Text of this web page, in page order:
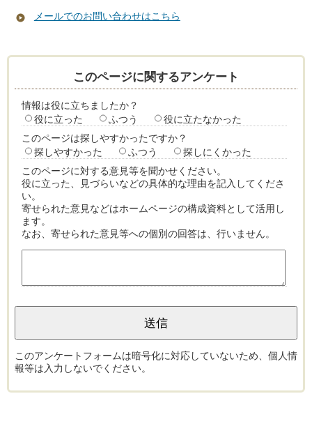
メールでのお問い合わせはこちら
このページに関するアンケート
情報は役に立ちましたか？
役に立った
ふつう
役に立たなかった
このページは探しやすかったですか？
探しやすかった
ふつう
探しにくかった
このページに対する意見等を聞かせください。
役に立った、見づらいなどの具体的な理由を記入してくださ
い。
寄せられた意見などはホームページの構成資料として活用し
ます。
なお、寄せられた意見等への個別の回答は、行いません。
このアンケートフォームは暗号化に対応していないため、個人情
報等は入力しないでください。